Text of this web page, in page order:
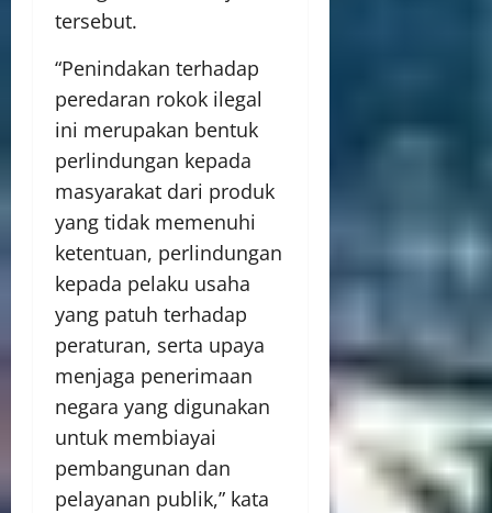
tersebut.
“Penindakan terhadap
peredaran rokok ilegal
ini merupakan bentuk
perlindungan kepada
masyarakat dari produk
yang tidak memenuhi
ketentuan, perlindungan
kepada pelaku usaha
yang patuh terhadap
peraturan, serta upaya
menjaga penerimaan
negara yang digunakan
untuk membiayai
pembangunan dan
pelayanan publik,” kata